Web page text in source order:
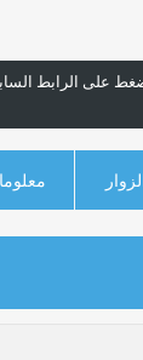
على الرابط